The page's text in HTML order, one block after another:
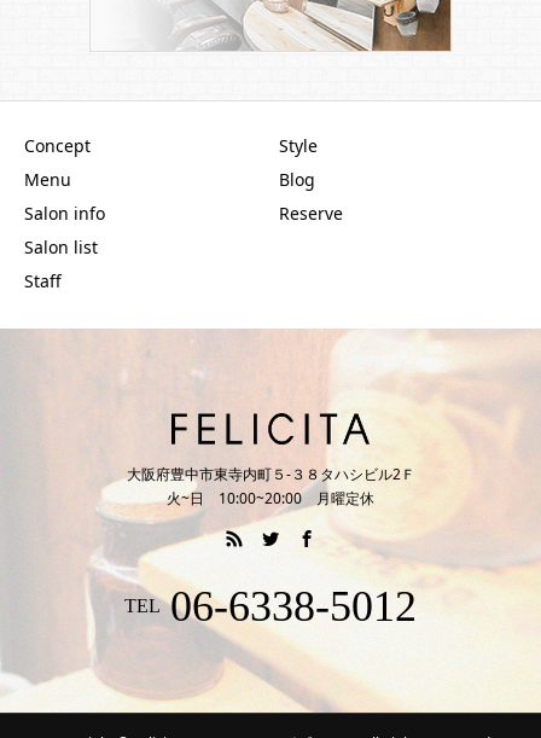
Concept
Menu
Salon info
Salon list
Staff
Style
Blog
Reserve
大阪府豊中市東寺内町５‐３８タハシビル2Ｆ
火~日 10:00~20:00 月曜定休
TEL 06-6338-5012